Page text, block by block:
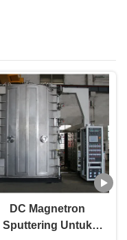
DC Magnetron
Sputtering Untuk